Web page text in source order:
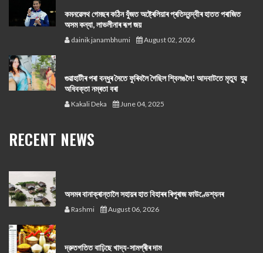
কমনৱেলথ গেমছৰ কঠিন যুঁজত অষ্ট্ৰেলিয়াৰ প্ৰতিদ্বন্দ্বীৰ হাতত পৰাজিত
অসম কন্যা, লাভলীনাৰ ৰূপ জয়
dainik janambhumi August 02, 2026
গুৱাহাটীৰ পৰা বন্ধুৰ সৈতে ফুৰিবলৈ গৈছিল শ্বিলঙলৈ! আদবাটতে মৃত্যু যুৱ
অধিবক্তা নম্ৰতা বৰা
Kakali Deka June 04, 2025
RECENT NEWS
অসমৰ বানাক্ৰান্তালৈ সহায়ৰ হাত বিহাৰৰ ৰিপুৰাজ ফাউণ্ডেশ্যনৰ
Rashmi August 06, 2026
দ্রুতগতিত বাঢ়িছে খাদ্য-সামগ্ৰীৰ দাম